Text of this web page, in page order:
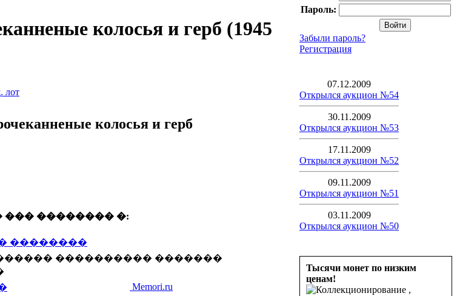
колосья и герб (1945
лот
колосья и герб
��� �������� �:
��������
���������� �������
Memori.ru
Пароль:
Забыли пароль?
Регистрация
07.12.2009
Открылся аукцион №54
30.11.2009
Открылся аукцион №53
17.11.2009
Открылся аукцион №52
09.11.2009
Открылся аукцион №51
03.11.2009
Открылся аукцион №50
Тысячи монет по низким
ценам!